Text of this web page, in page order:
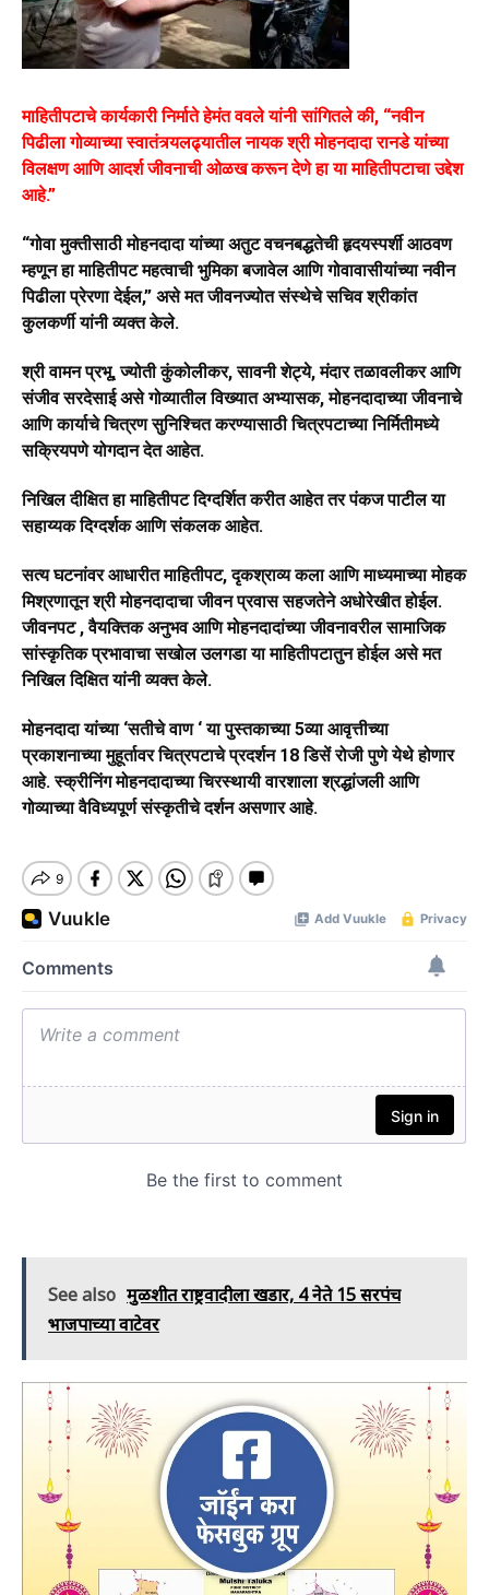
माहितीपटाचे कार्यकारी निर्माते हेमंत ववले यांनी सांगितले की, “नवीन
पिढीला गोव्याच्या स्वातंत्र्यलढ्यातील नायक श्री मोहनदादा रानडे यांच्या
विलक्षण आणि आदर्श जीवनाची ओळख करून देणे हा या माहितीपटाचा उद्देश
आहे.”
“गोवा मुक्तीसाठी मोहनदादा यांच्या अतुट वचनबद्धतेची हृदयस्पर्शी आठवण
म्हणून हा माहितीपट महत्वाची भुमिका बजावेल आणि गोवावासीयांच्या नवीन
पिढीला प्रेरणा देईल,” असे मत जीवनज्योत संस्थेचे सचिव श्रीकांत
कुलकर्णी यांनी व्यक्त केले.
श्री वामन प्रभू, ज्योती कुंकोलीकर, सावनी शेट्ये, मंदार तळावलीकर आणि
संजीव सरदेसाई असे गोव्यातील विख्यात अभ्यासक, मोहनदादाच्या जीवनाचे
आणि कार्याचे चित्रण सुनिश्चित करण्यासाठी चित्रपटाच्या निर्मितीमध्ये
सक्रियपणे योगदान देत आहेत.
निखिल दीक्षित हा माहितीपट दिग्दर्शित करीत आहेत तर पंकज पाटील या
सहाय्यक दिग्दर्शक आणि संकलक आहेत.
सत्य घटनांवर आधारीत माहितीपट, दृकश्राव्य कला आणि माध्यमाच्या मोहक
मिश्रणातून श्री मोहनदादाचा जीवन प्रवास सहजतेने अधोरेखीत होईल.
जीवनपट , वैयक्तिक अनुभव आणि मोहनदादांच्या जीवनावरील सामाजिक
सांस्कृतिक प्रभावाचा सखोल उलगडा या माहितीपटातुन होईल असे मत
निखिल दिक्षित यांनी व्यक्त केले.
मोहनदादा यांच्या ‘सतीचे वाण ‘ या पुस्तकाच्या 5व्या आवृत्तीच्या
प्रकाशनाच्या मुहूर्तावर चित्रपटाचे प्रदर्शन 18 डिसें रोजी पुणे येथे होणार
आहे. स्क्रीनिंग मोहनदादाच्या चिरस्थायी वारशाला श्रद्धांजली आणि
गोव्याच्या वैविध्यपूर्ण संस्कृतीचे दर्शन असणार आहे.
See also मुळशीत राष्ट्रवादीला खिंडार, 4 नेते 15 सरपंच
भाजपाच्या वाटेवर